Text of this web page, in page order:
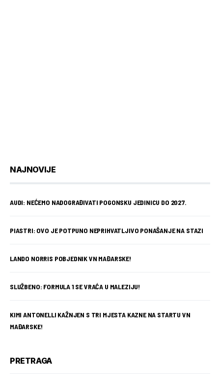
NAJNOVIJE
AUDI: NEĆEMO NADOGRAĐIVATI POGONSKU JEDINICU DO 2027.
PIASTRI: OVO JE POTPUNO NEPRIHVATLJIVO PONAŠANJE NA STAZI
LANDO NORRIS POBJEDNIK VN MAĐARSKE!
SLUŽBENO: FORMULA 1 SE VRAĆA U MALEZIJU!
KIMI ANTONELLI KAŽNJEN S TRI MJESTA KAZNE NA STARTU VN
MAĐARSKE!
PRETRAGA